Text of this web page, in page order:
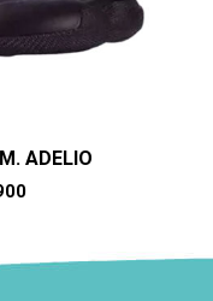
ADELIO
El
es: